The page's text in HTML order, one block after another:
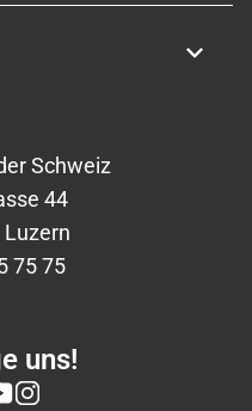
Schweiz
44
75 75
uns!